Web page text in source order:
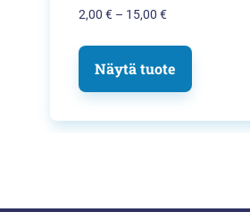
2,00 € – 15,00 €Hintaluokka:
15,00 €
Näytä tuote